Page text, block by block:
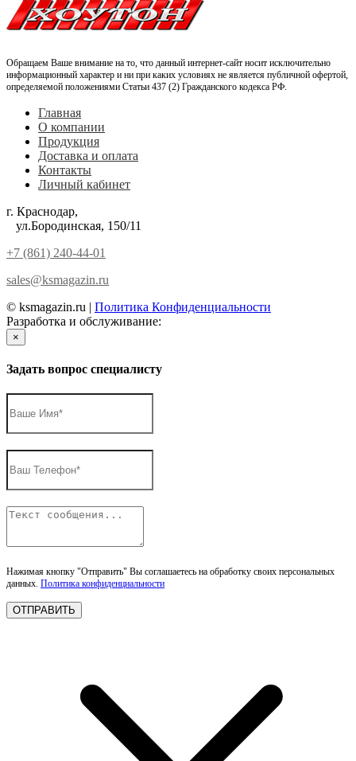
Обращаем Ваше внимание на то, что данный интернет-сайт носит исключительно
информационный характер и ни при каких условиях не является публичной офертой,
определяемой положениями Статьи 437 (2) Гражданского кодекса РФ.
Главная
О компании
Продукция
Доставка и оплата
Контакты
Личный кабинет
г. Краснодар,
ул.Бородинская, 150/11
+7 (861) 240-44-01
sales@ksmagazin.ru
© ksmagazin.ru | Политика Конфиденциальности
Разработка и обслуживание:
×
Задать вопрос специалисту
Нажимая кнопку "Отправить" Вы соглашаетесь на обработку своих персональных
данных. Политика конфиденциальности